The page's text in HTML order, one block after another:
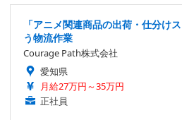
「アニメ関連商品の出荷・仕分け
う物流作業
Courage Path株式会社
愛知県
月給27万円～35万円
正社員